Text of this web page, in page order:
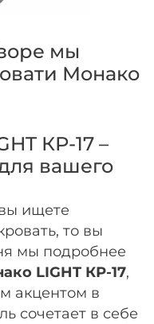
мы
Монако
КР-17 –
вашего
ищете
то вы
мы подробнее
LIGHT КР-17,
акцентом в
сочетает в себе